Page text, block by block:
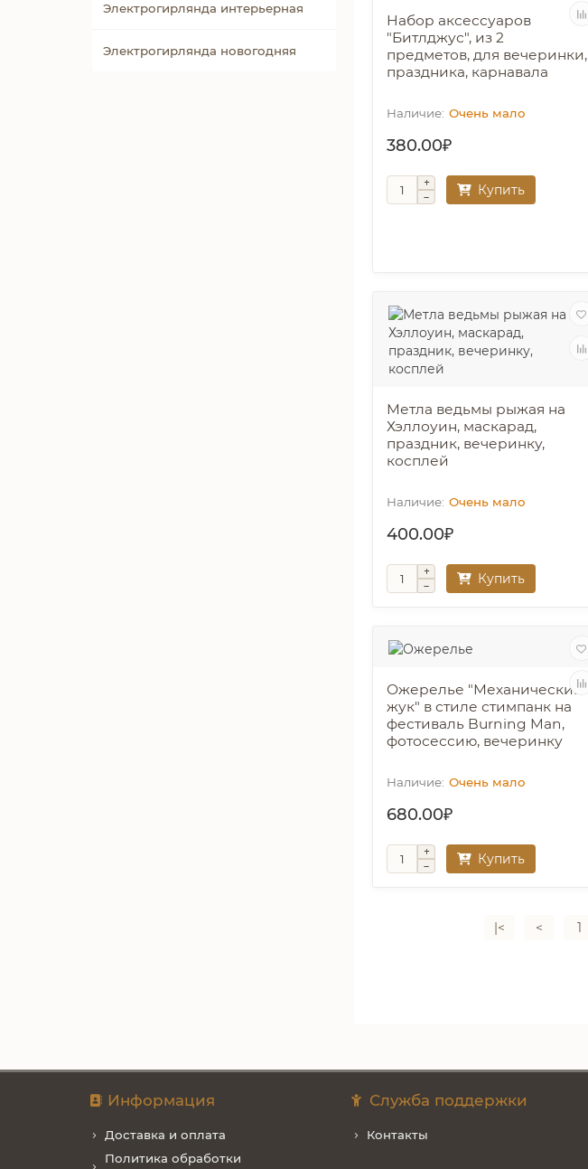
Электрогирлянда интерьерная
Электрогирлянда новогодняя
Набор аксессуаров
"Битлджус", из 2
предметов, для вечеринки,
праздника, карнавала
Очень мало
380.00₽
Купить
Метла ведьмы рыжая на
Хэллоуин, маскарад,
праздник, вечеринку,
косплей
Очень мало
400.00₽
Купить
Ожерелье "Механический
жук" в стиле стимпанк на
фестиваль Burning Man,
фотосессию, вечеринку
Очень мало
680.00₽
Купить
|< < 1
Информация
Доставка и оплата
Политика обработки
Служба поддержки
Контакты